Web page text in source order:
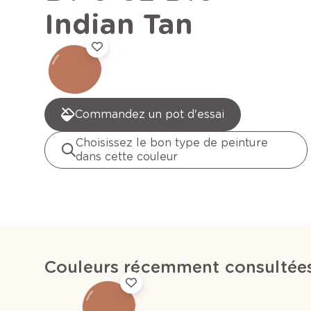
Indian Tan
Commandez un pot d'essai
Choisissez le bon type de peinture
dans cette couleur
Couleurs récemment